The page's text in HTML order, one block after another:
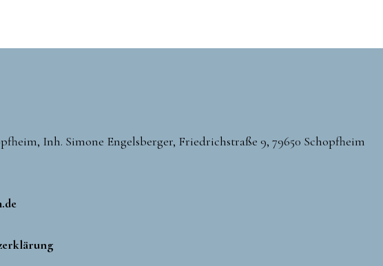
Inh. Simone Engelsberger, Friedrichstraße 9, 79650 Schopfheim